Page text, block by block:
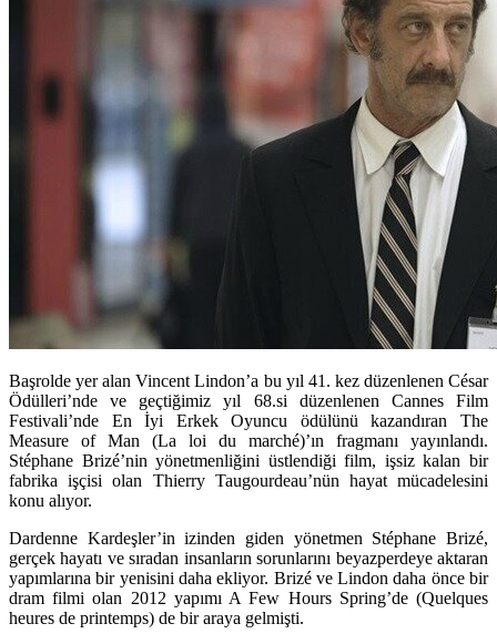
Başrolde yer alan Vincent Lindon’a bu yıl 41. kez düzenlenen César
Ödülleri’nde ve geçtiğimiz yıl 68.si düzenlenen Cannes Film
Festivali’nde En İyi Erkek Oyuncu ödülünü kazandıran The
Measure of Man (La loi du marché)’ın fragmanı yayınlandı.
Stéphane Brizé’nin yönetmenliğini üstlendiği film, işsiz kalan bir
fabrika işçisi olan Thierry Taugourdeau’nün hayat mücadelesini
konu alıyor.
Dardenne Kardeşler’in izinden giden yönetmen Stéphane Brizé,
gerçek hayatı ve sıradan insanların sorunlarını beyazperdeye aktaran
yapımlarına bir yenisini daha ekliyor. Brizé ve Lindon daha önce bir
dram filmi olan 2012 yapımı A Few Hours Spring’de (Quelques
heures de printemps) de bir araya gelmişti.